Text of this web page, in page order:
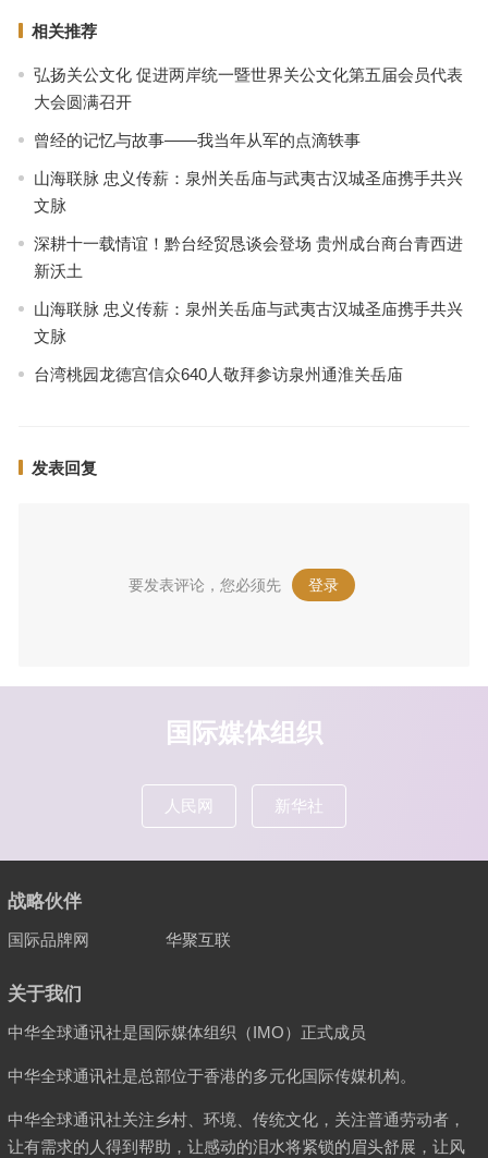
相关推荐
弘扬关公文化 促进两岸统一暨世界关公文化第五届会员代表
大会圆满召开
曾经的记忆与故事——我当年从军的点滴轶事
山海联脉 忠义传薪：泉州关岳庙与武夷古汉城圣庙携手共兴
文脉
深耕十一载情谊！黔台经贸恳谈会登场 贵州成台商台青西进
新沃土
山海联脉 忠义传薪：泉州关岳庙与武夷古汉城圣庙携手共兴
文脉
台湾桃园龙德宫信众640人敬拜参访泉州通淮关岳庙
发表回复
要发表评论，您必须先 登录 。
国际媒体组织
人民网 新华社
战略伙伴
国际品牌网 华聚互联
关于我们
中华全球通讯社是国际媒体组织（IMO）正式成员
中华全球通讯社是总部位于香港的多元化国际传媒机构。
中华全球通讯社关注乡村、环境、传统文化，关注普通劳动者，
让有需求的人得到帮助，让感动的泪水将紧锁的眉头舒展，让风